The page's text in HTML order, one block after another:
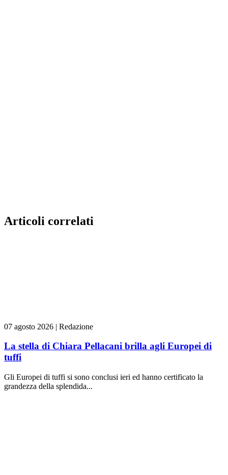
Articoli correlati
07 agosto 2026 | Redazione
La stella di Chiara Pellacani brilla agli Europei di
tuffi
Gli Europei di tuffi si sono conclusi ieri ed hanno certificato la
grandezza della splendida...